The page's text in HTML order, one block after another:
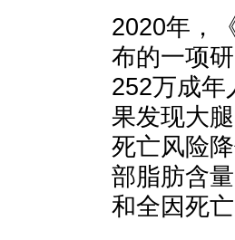
2020年，
布的一项
252万成年
果发现大
死亡风险
部脂肪含
和全因死